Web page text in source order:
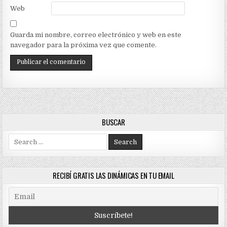
Web
Guarda mi nombre, correo electrónico y web en este
navegador para la próxima vez que comente.
BUSCAR
for:
RECIBÍ GRATIS LAS DINÁMICAS EN TU EMAIL